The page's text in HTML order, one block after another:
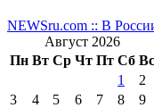
NEWSru.com :: В
Август 2026
Пн Вт Ср Чт Пт Сб Вс
1
2
3
4 5 6 7 8
9